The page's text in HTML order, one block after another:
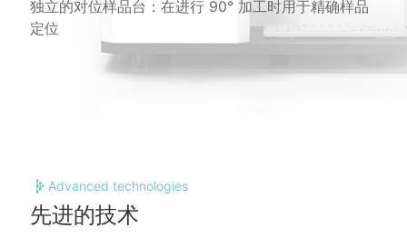
独立的对位样品台：在进行 90° 加工时用于精确样品
定位
Advanced technologies
先进的技术